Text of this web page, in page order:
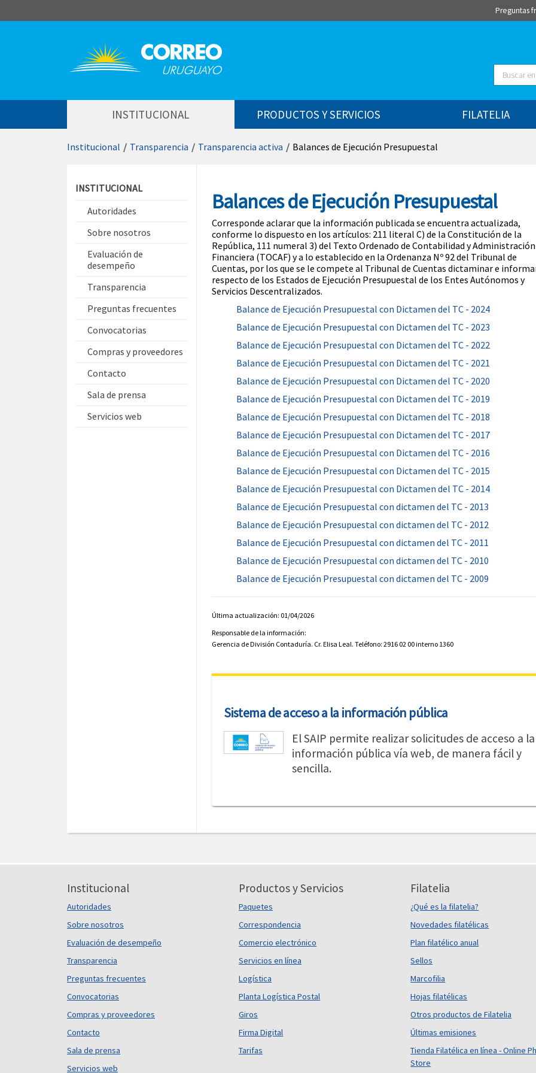
Preguntas
Buscar
INSTITUCIONAL PRODUCTOS Y SERVICIOS FILATELIA
Institucional / Transparencia / Transparencia activa / Balances de Ejecución Presupuestal
INSTITUCIONAL
Autoridades
Sobre nosotros
Evaluación de
desempeño
Transparencia
Preguntas frecuentes
Convocatorias
Compras y proveedores
Contacto
Sala de prensa
Servicios web
Balances de Ejecución Presupuestal
Corresponde aclarar que la información publicada se encuentra actualizada,
conforme lo dispuesto en los artículos: 211 literal C) de la Constitución de la
República, 111 numeral 3) del Texto Ordenado de Contabilidad y Administración
Financiera (TOCAF) y a lo establecido en la Ordenanza Nº 92 del Tribunal de
Cuentas, por los que se le compete al Tribunal de Cuentas dictaminar e
respecto de los Estados de Ejecución Presupuestal de los Entes Autónomos y
Servicios Descentralizados.
Balance de Ejecución Presupuestal con Dictamen del TC - 2024
Balance de Ejecución Presupuestal con Dictamen del TC - 2023
Balance de Ejecución Presupuestal con Dictamen del TC - 2022
Balance de Ejecución Presupuestal con Dictamen del TC - 2021
Balance de Ejecución Presupuestal con Dictamen del TC - 2020
Balance de Ejecución Presupuestal con Dictamen del TC - 2019
Balance de Ejecución Presupuestal con Dictamen del TC - 2018
Balance de Ejecución Presupuestal con Dictamen del TC - 2017
Balance de Ejecución Presupuestal con Dictamen del TC - 2016
Balance de Ejecución Presupuestal con Dictamen del TC - 2015
Balance de Ejecución Presupuestal con Dictamen del TC - 2014
Balance de Ejecución Presupuestal con dictamen del TC - 2013
Balance de Ejecución Presupuestal con dictamen del TC - 2012
Balance de Ejecución Presupuestal con dictamen del TC - 2011
Balance de Ejecución Presupuestal con dictamen del TC - 2010
Balance de Ejecución Presupuestal con dictamen del TC - 2009
Última actualización: 01/04/2026
Responsable de la información:
Gerencia de División Contaduría. Cr. Elisa Leal. Teléfono: 2916 02 00 interno 1360
Sistema de acceso a la información pública
El SAIP permite realizar solicitudes de acceso a la
información pública vía web, de manera fácil y
sencilla.
Institucional
Autoridades
Sobre nosotros
Evaluación de desempeño
Transparencia
Preguntas frecuentes
Convocatorias
Compras y proveedores
Contacto
Sala de prensa
Servicios web
Productos y Servicios
Paquetes
Correspondencia
Comercio electrónico
Servicios en línea
Logística
Planta Logística Postal
Giros
Firma Digital
Tarifas
Filatelia
¿Qué es la filatelia?
Novedades filatélicas
Plan filatélico anual
Sellos
Marcofilia
Hojas filatélicas
Otros productos de Filatelia
Últimas emisiones
Tienda Filatélica en línea - Online
Store